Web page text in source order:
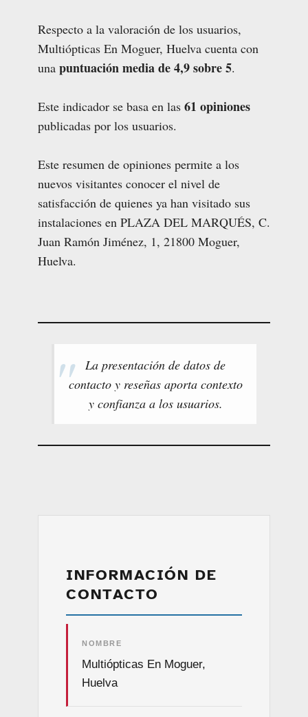
Respecto a la valoración de los usuarios,
Multiópticas En Moguer, Huelva cuenta con
una puntuación media de 4,9 sobre 5.
Este indicador se basa en las 61 opiniones
publicadas por los usuarios.
Este resumen de opiniones permite a los
nuevos visitantes conocer el nivel de
satisfacción de quienes ya han visitado sus
instalaciones en PLAZA DEL MARQUÉS, C.
Juan Ramón Jiménez, 1, 21800 Moguer,
Huelva.
La presentación de datos de
contacto y reseñas aporta contexto
y confianza a los usuarios.
INFORMACIÓN DE
CONTACTO
NOMBRE
Multiópticas En Moguer,
Huelva